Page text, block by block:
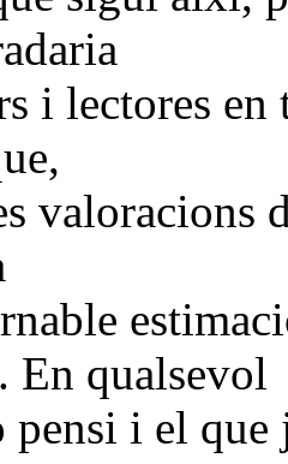
i lectores
valoracions
En qualsevol
pensi i el